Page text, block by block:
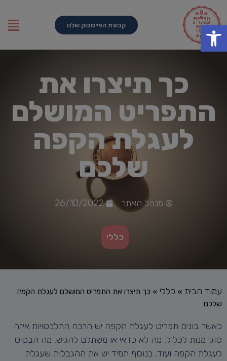
פתח סרגל נגישותקבוצת הפייסבוק שלנו
כך תיצרו את
התפריט המושלם
לעגלת הקפה
שלכם
מנהל האתר 26/10/2022
כללי
עמוד הבית » כללי » כך תיצרו את התפריט המושלם לעגלת הקפה
שלכם
כאשר בונים תפריט לעגלת הקפה יש הרבה התלבטויות איזה
סוגי מנות לכלול, מה לא כדאי או משתלם להגיש, מה הבסיס
לעגלת הקפה ועוד. בנוסף תמיד יש את ההגבלות שעגלת